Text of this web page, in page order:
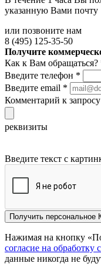
указанную Вами почту
или позвоните нам
8 (495) 125-35-50
Получите
Как к Вам обращаться?
Введите телефон *
Введите email *
Комментарий к запросу
реквизиты
Введите текст с
Получить персональное
Нажимая на кнопку
согласие на
данные никогда не